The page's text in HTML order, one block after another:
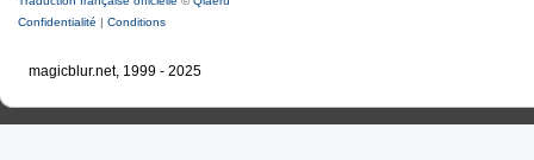
Confidentialité | Conditions
magicblur.net, 1999 - 2025